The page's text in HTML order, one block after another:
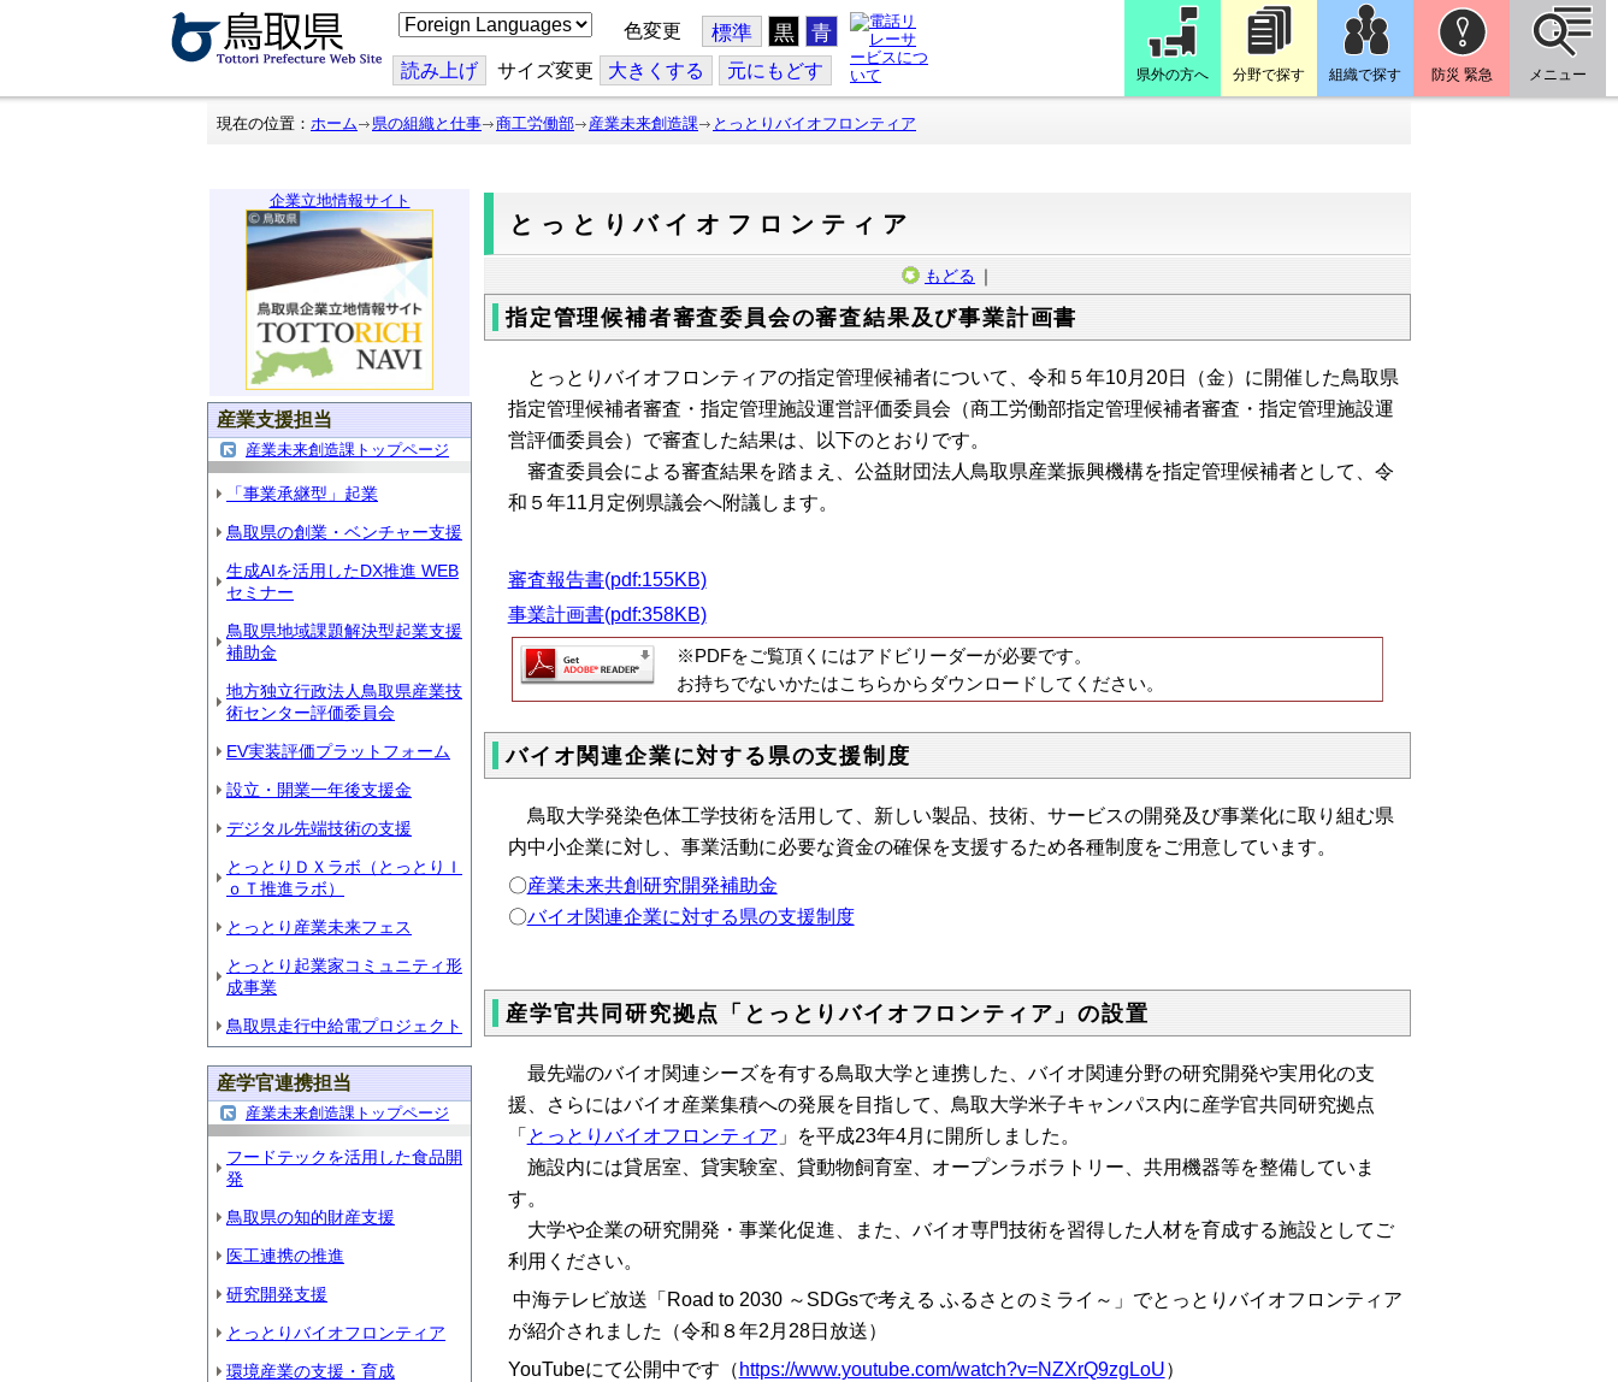
こ
の
ジ
を
翻
色変更 標準 黒 青
読み上げ サイズ変更 大きくする 元にもどす 県外の方へ 分野で探す 組織で探す 防災 緊急 メニュー
現在の位置： ホーム 県の組織と仕事 商工労働部 産業未来創造課 とっとりバイオフロンティア
企業立地情報サイト
産業支援担当
産業未来創造課トップページ
「事業承継型」起業
鳥取県の創業・ベンチャー支援
生成AIを活用したDX推進 WEB
セミナー
鳥取県地域課題解決型起業支援
補助金
地方独立行政法人鳥取県産業技
術センター評価委員会
EV実装評価プラットフォーム
設立・開業一年後支援金
デジタル先端技術の支援
とっとりＤＸラボ（とっとりＩ
ｏＴ推進ラボ）
とっとり産業未来フェス
とっとり起業家コミュニティ形
成事業
鳥取県走行中給電プロジェクト
産学官連携担当
産業未来創造課トップページ
フードテックを活用した食品開
発
鳥取県の知的財産支援
医工連携の推進
研究開発支援
とっとりバイオフロンティア
環境産業の支援・育成
とっとりバイオフロンティア
もどる ｜
指定管理候補者審査委員会の審査結果及び事業計画書
とっとりバイオフロンティアの指定管理候補者について、令和５年10月20日（金）に開催した鳥取県
指定管理候補者審査・指定管理施設運営評価委員会（商工労働部指定管理候補者審査・指定管理施設運
営評価委員会）で審査した結果は、以下のとおりです。
審査委員会による審査結果を踏まえ、公益財団法人鳥取県産業振興機構を指定管理候補者として、令
和５年11月定例県議会へ附議します。
審査報告書(pdf:155KB)
事業計画書(pdf:358KB)
※PDFをご覧頂くにはアドビリーダーが必要です。
お持ちでないかたはこちらからダウンロードしてください。
バイオ関連企業に対する県の支援制度
鳥取大学発染色体工学技術を活用して、新しい製品、技術、サービスの開発及び事業化に取り組む県
内中小企業に対し、事業活動に必要な資金の確保を支援するため各種制度をご用意しています。
〇産業未来共創研究開発補助金
〇バイオ関連企業に対する県の支援制度
産学官共同研究拠点「とっとりバイオフロンティア」の設置
最先端のバイオ関連シーズを有する鳥取大学と連携した、バイオ関連分野の研究開発や実用化の支
援、さらにはバイオ産業集積への発展を目指して、鳥取大学米子キャンパス内に産学官共同研究拠点
「 とっとりバイオフロンティア 」を平成23年4月に開所しました。
施設内には貸居室、貸実験室、貸動物飼育室、オープンラボラトリー、共用機器等を整備していま
す。
大学や企業の研究開発・事業化促進、また、バイオ専門技術を習得した人材を育成する施設としてご
利用ください。
中海テレビ放送「Road to 2030 ～SDGsで考える ふるさとのミライ～」でとっとりバイオフロンティア
が紹介されました（令和８年2月28日放送）
YouTubeにて公開中です（ https://www.youtube.com/watch?v=NZXrQ9zgLoU）